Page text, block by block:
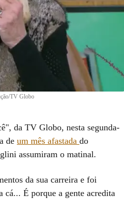
TV Globo
da TV Globo, nesta segunda-
de um mês afastada do
assumiram o matinal.
da sua carreira e foi
É porque a gente acredita